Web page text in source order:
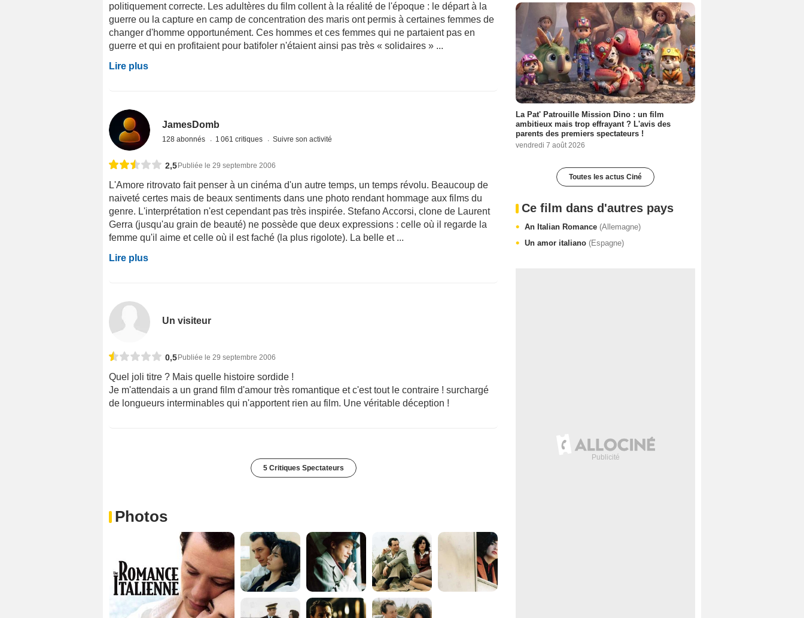
politiquement correcte. Les adultères du film collent à la réalité de l'époque : le départ à la
guerre ou la capture en camp de concentration des maris ont permis à certaines femmes de
changer d'homme opportunément. Ces hommes et ces femmes qui ne partaient pas en
guerre et qui en profitaient pour batifoler n'étaient ainsi pas très « solidaires » ...
Lire plus
JamesDomb
128 abonnés 1 061 critiques Suivre son activité
2,5 Publiée le 29 septembre 2006
L'Amore ritrovato fait penser à un cinéma d'un autre temps, un temps révolu. Beaucoup de
naiveté certes mais de beaux sentiments dans une photo rendant hommage aux films du
genre. L'interprétation n'est cependant pas très inspirée. Stefano Accorsi, clone de Laurent
Gerra (jusqu'au grain de beauté) ne possède que deux expressions : celle où il regarde la
femme qu'il aime et celle où il est faché (la plus rigolote). La belle et ...
Lire plus
Un visiteur
0,5 Publiée le 29 septembre 2006
Quel joli titre ? Mais quelle histoire sordide !
Je m'attendais a un grand film d'amour très romantique et c'est tout le contraire ! surchargé
de longueurs interminables qui n'apportent rien au film. Une véritable déception !
5 Critiques Spectateurs
Photos
La Pat' Patrouille Mission Dino : un film
ambitieux mais trop effrayant ? L'avis des
parents des premiers spectateurs !
vendredi 7 août 2026
Toutes les actus Ciné
Ce film dans d'autres pays
An Italian Romance (Allemagne)
Un amor italiano (Espagne)